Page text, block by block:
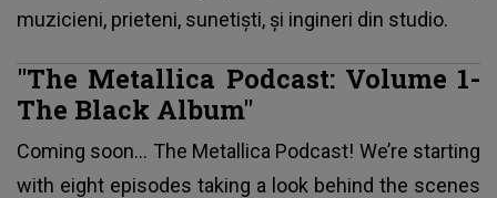
muzicieni, prieteni, sunetişti, şi ingineri din studio.
"The Metallica Podcast: Volume 1-
The Black Album"
Coming soon... The Metallica Podcast! We’re starting
with eight episodes taking a look behind the scenes